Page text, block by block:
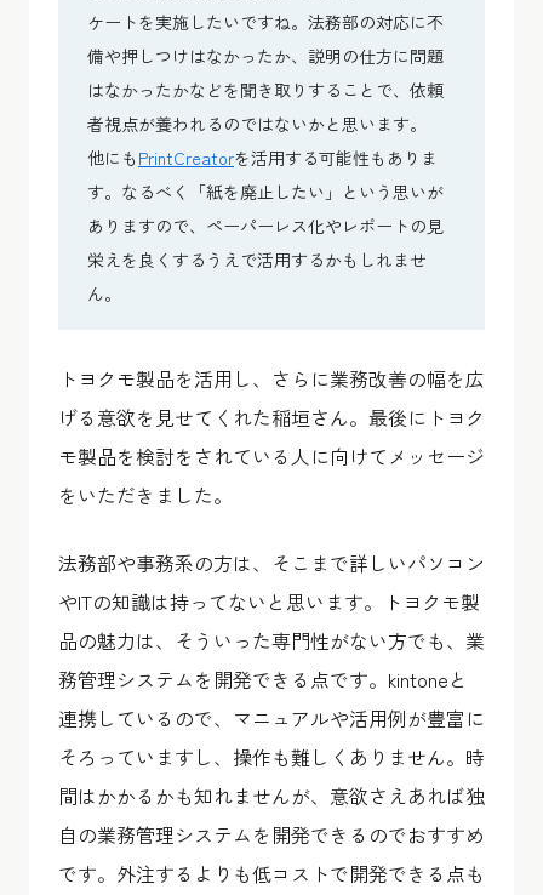
ケートを実施したいですね。法務部の対応に不
備や押しつけはなかったか、説明の仕方に問題
はなかったかなどを聞き取りすることで、依頼
者視点が養われるのではないかと思います。
他にも PrintCreatorを活用する可能性もありま
す。なるべく「紙を廃止したい」という思いが
ありますので、ペーパーレス化やレポートの見
栄えを良くするうえで活用するかもしれませ
ん。
トヨクモ製品を活用し、さらに業務改善の幅を広
げる意欲を見せてくれた稲垣さん。最後にトヨク
モ製品を検討をされている人に向けてメッセージ
をいただきました。
法務部や事務系の方は、そこまで詳しいパソコン
やITの知識は持ってないと思います。トヨクモ製
品の魅力は、そういった専門性がない方でも、業
務管理システムを開発できる点です。kintoneと
連携しているので、マニュアルや活用例が豊富に
そろっていますし、操作も難しくありません。時
間はかかるかも知れませんが、意欲さえあれば独
自の業務管理システムを開発できるのでおすすめ
です。外注するよりも低コストで開発できる点も